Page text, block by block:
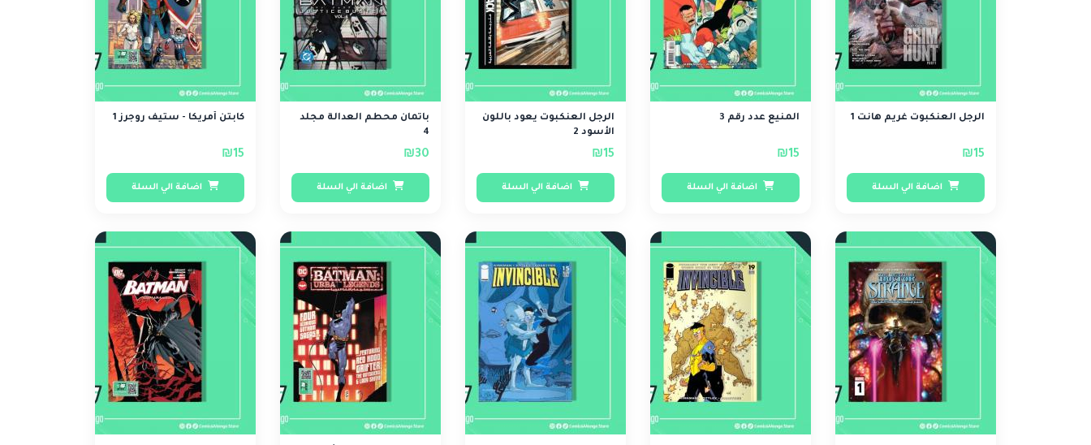
الرجل العنكبوت غريم هانت 1
₪15
اضافة الي السلة
المنيع عدد رقم 3
₪15
اضافة الي السلة
الرجل العنكبوت يعود باللون
الأسود 2
₪15
اضافة الي السلة
باتمان محطم العدالة مجلد
4
₪30
اضافة الي السلة
كابتن أمريكا - ستيف روجرز 1
₪15
اضافة الي السلة